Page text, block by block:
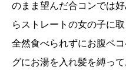
のまま望んだ合コンでは
らストレートの女の子に
全然食べられずにお腹ペ
グにお湯を入れ髪を縛っ